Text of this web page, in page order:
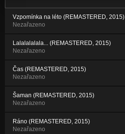
Vzpomínka na léto (REMASTERED, 2015)
Nezařazeno
Lalalalalala... (REMASTERED, 2015)
Nezařazeno
Čas (REMASTERED, 2015)
Nezařazeno
Šaman (REMASTERED, 2015)
Nezařazeno
Ráno (REMASTERED, 2015)
Nezařazeno